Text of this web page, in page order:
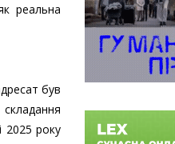
реальна
був
2025 року